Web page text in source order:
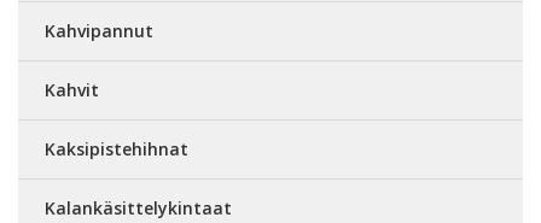
Kahvipannut
Kahvit
Kaksipistehihnat
Kalankäsittelykintaat